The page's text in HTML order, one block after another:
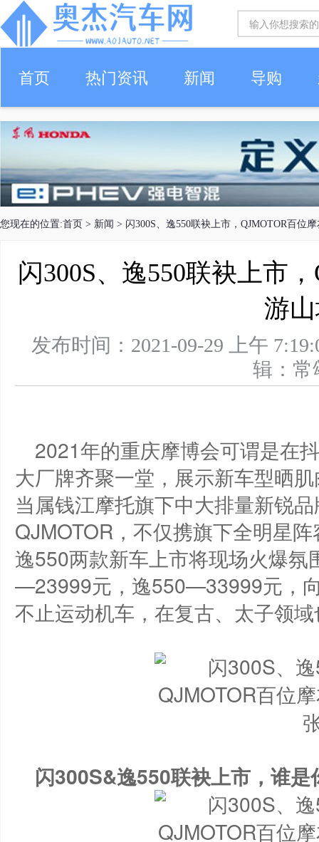
首页 热门资讯 新闻 导购
您现在的位置:首页 > 新闻 > 闪300S、逸550联袂上市，QJMOTOR百位
闪300S、逸550联袂上市
游
发布时间：2021-09-29 上午
辑：
2021年的重庆摩博会可谓是在
大厂牌齐聚一堂，展示新车型晒
当属钱江摩托旗下中大排量新锐
QJMOTOR，不仅携旗下全明星
逸550两款新车上市将现场火爆
—23999元，逸550—33999元，
不止运动机车，在复古、太子领
闪300S&逸550联袂上市 ， 谁是